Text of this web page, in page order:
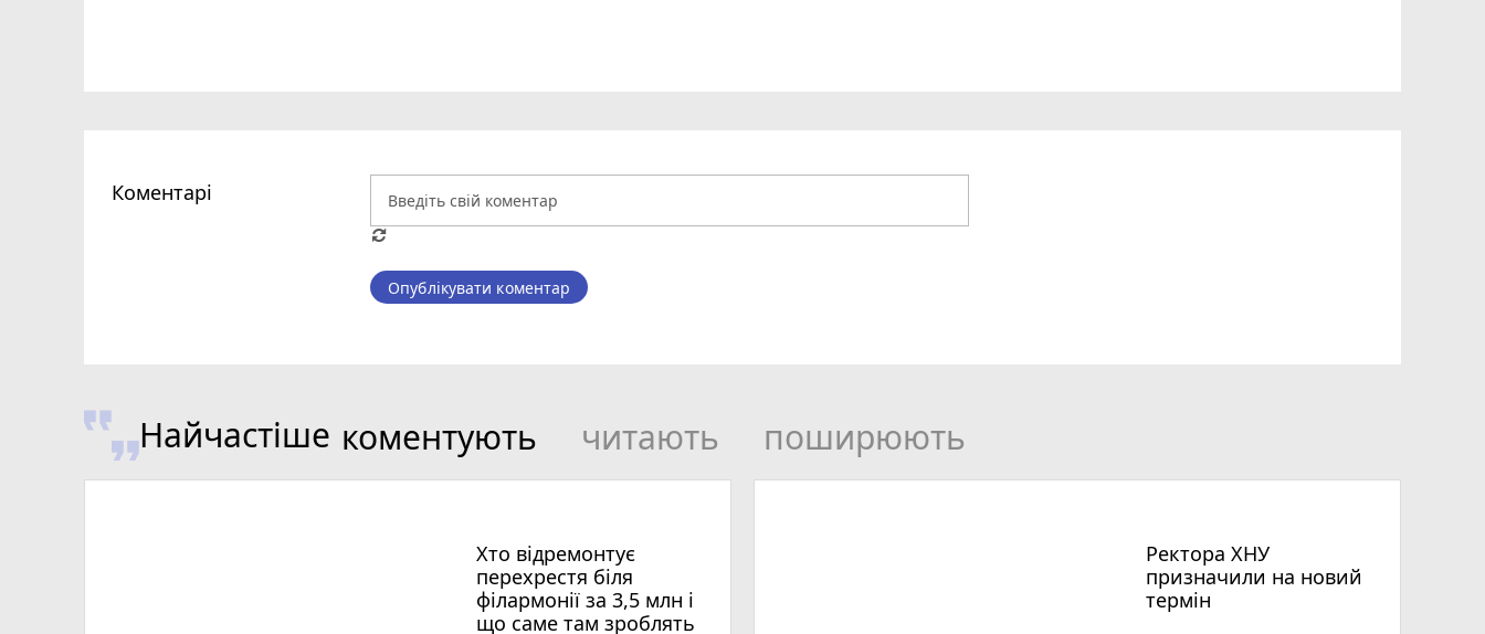
Коментарі
Опублікувати коментар
Найчастіше коментують читають поширюють
Хто відремонтує
перехрестя біля
філармонії за 3,5 млн і
що саме там зроблять
Ректора ХНУ
призначили на новий
термін